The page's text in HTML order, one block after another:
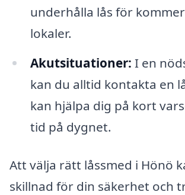
underhålla lås för
lokaler.
Akutsituationer: I en
kan du alltid kontakta en
kan hjälpa dig på kort
tid på dygnet.
Att välja rätt låssmed i Hönö
skillnad för din säkerhet och